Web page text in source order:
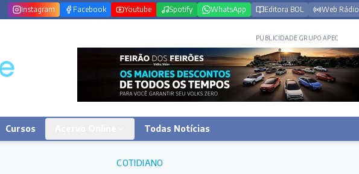
Instagram Facebook Youtube Spotify WhatsApp Editora BOL Web Rádio
PUBLICIDADE GRUPO APEC
Cursos Todas Notícias
COTIDIANO